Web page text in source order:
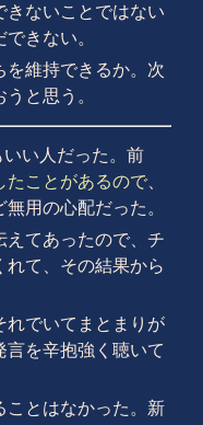
きないことではない
きない。
を維持できるか。次
と思う。
い人だった。前
たことがあるので、
用の心配だった。
えてあったので、チ
れて、その結果から
れでいてまとまりが
言を辛抱強く聴いて
ことはなかった。新